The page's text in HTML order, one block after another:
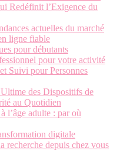
Redéfinit l’Exigence du
actuelles du marché
ligne fiable
pour débutants
pour votre activité
Suivi pour Personnes
des Dispositifs de
au Quotidien
l’âge adulte : par où
digitale
recherche depuis chez vous